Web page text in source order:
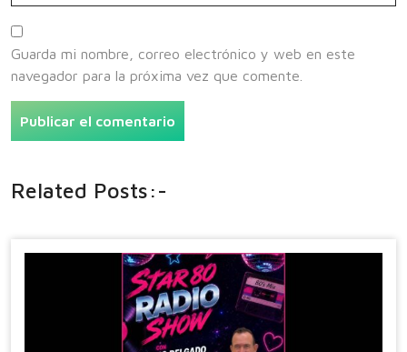
Guarda mi nombre, correo electrónico y web en este
navegador para la próxima vez que comente.
Related Posts:-